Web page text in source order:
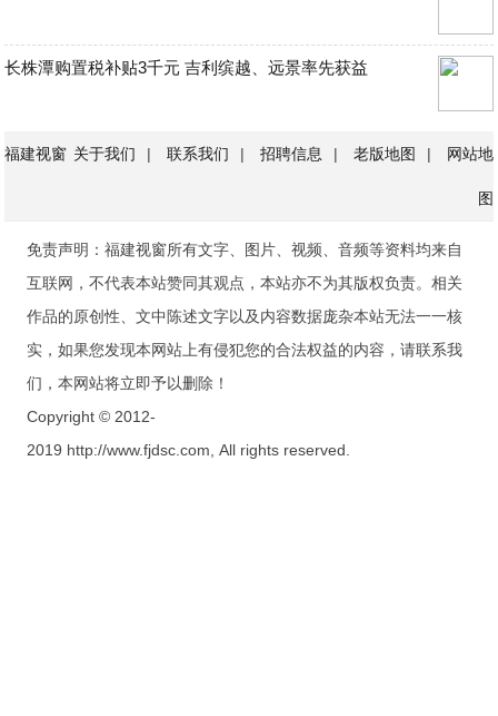
长株潭购置税补贴3千元 吉利缤越、远景率先获益
福建视窗 关于我们 | 联系我们 | 招聘信息 | 老版地图 | 网站地
图
免责声明：福建视窗所有文字、图片、视频、音频等资料均来自
互联网，不代表本站赞同其观点，本站亦不为其版权负责。相关
作品的原创性、文中陈述文字以及内容数据庞杂本站无法一一核
实，如果您发现本网站上有侵犯您的合法权益的内容，请联系我
们，本网站将立即予以删除！
Copyright © 2012-
2019 http://www.fjdsc.com, All rights reserved.